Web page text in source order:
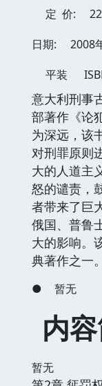
定 价: 22
日期:
2008
平装
意大利刑事
部著作《论
为深远，该
对刑罪原则
大的人道主
怒的谴责，
者带来了巨
俄国、普鲁
大的影响。
典著作之一
● 暂无
内
暂无